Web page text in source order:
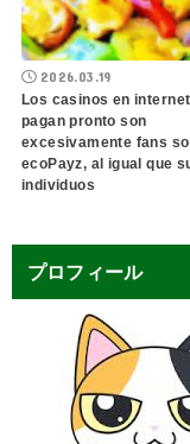
2026.03.19
Los casinos en
pagan pronto son
excesivamente fans
ecoPayz, al igual que
individuos
プロフィール